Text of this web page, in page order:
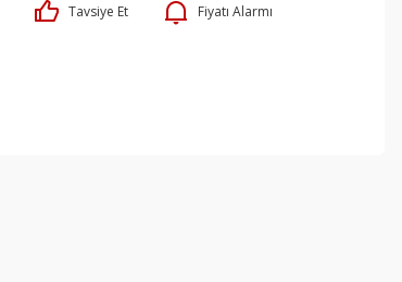
Tavsiye Et Fiyatı Alarmı